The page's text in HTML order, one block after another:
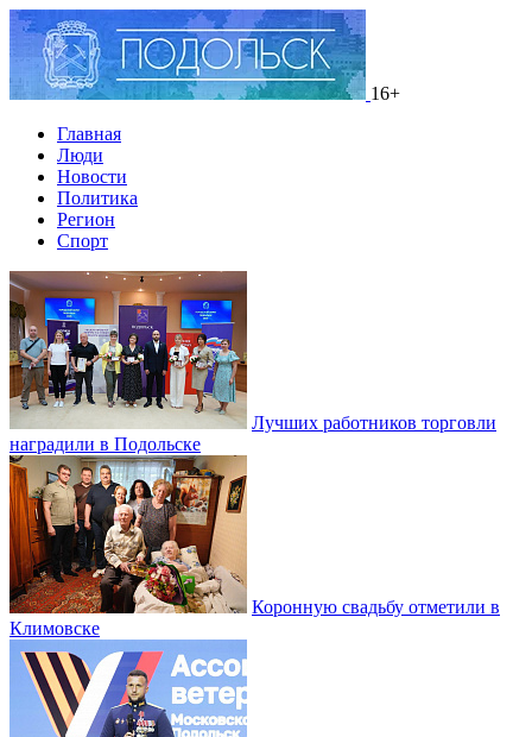
16+
Главная
Люди
Новости
Политика
Регион
Спорт
Лучших работников торговли
наградили в Подольске
Коронную свадьбу отметили в
Климовске